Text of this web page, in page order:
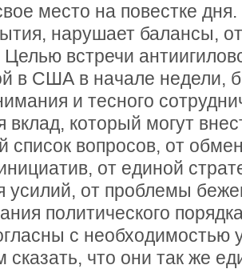
место на повестке
нарушает балансы,
встречи
в США в начале недели,
и тесного
вклад, который могут
список вопросов, от
от единой
усилий, от проблемы
политического
с необходимостью
что они так же